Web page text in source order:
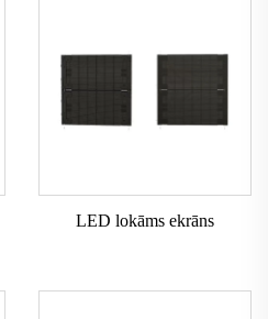
LED lokāms ekrāns